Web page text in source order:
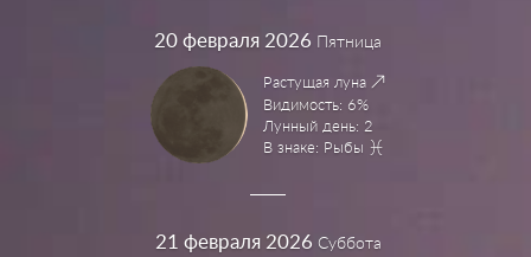
20февраля 2026 Пятница
Растущая луна
Видимость: 6%
Лунный день: 2
В знаке: Рыбы
21 февраля 2026 Суббота